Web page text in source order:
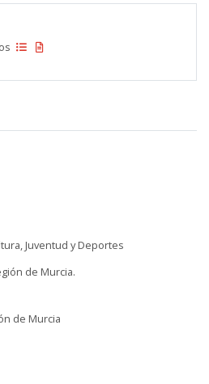
Juventud y Deportes
de Murcia.
de Murcia